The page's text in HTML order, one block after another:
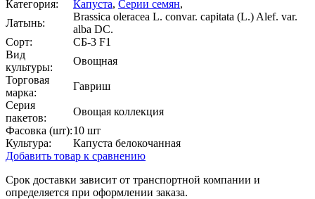
Категория:
Капуста, Серии семян,
Латынь:
Brassica oleracea L. convar. capitata (L.) Alef. var.
alba DC.
Сорт:
СБ-3 F1
Вид
культуры:
Овощная
Торговая
марка:
Гавриш
Серия
пакетов:
Овощая коллекция
Фасовка (шт):10 шт
Культура:
Капуста белокочанная
Добавить товар к сравнению
Срок доставки зависит от транспортной компании и
определяется при оформлении заказа.